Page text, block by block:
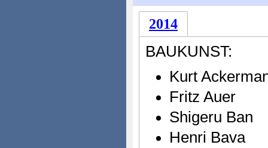
2014
BAUKUNST:
Kurt
Fritz Auer
Shigeru Ban
Henri Bava